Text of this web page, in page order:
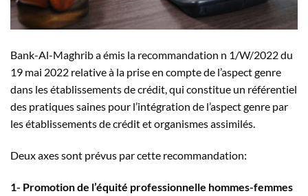
Bank-Al-Maghrib a émis la recommandation n 1/W/2022 du
19 mai 2022 relative à la prise en compte de l’aspect genre
dans les établissements de crédit, qui constitue un référentiel
des pratiques saines pour l’intégration de l’aspect genre par
les établissements de crédit et organismes assimilés.
Deux axes sont prévus par cette recommandation:
1- Promotion de l’équité professionnelle hommes-femmes